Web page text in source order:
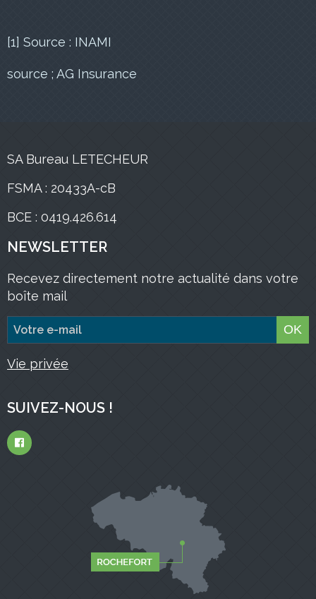
[1] Source : INAMI
source ; AG Insurance
SA Bureau LETECHEUR
FSMA : 20433A-cB
BCE : 0419.426.614
NEWSLETTER
Recevez directement notre actualité dans votre
boîte mail
OK
Vie privée
SUIVEZ-NOUS !